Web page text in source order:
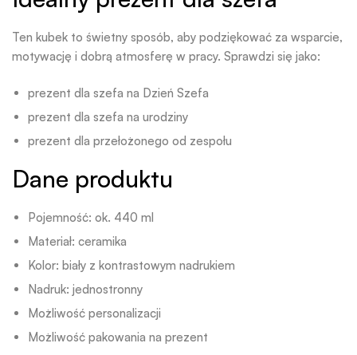
Ten kubek to świetny sposób, aby podziękować za wsparcie,
motywację i dobrą atmosferę w pracy. Sprawdzi się jako:
prezent dla szefa na Dzień Szefa
prezent dla szefa na urodziny
prezent dla przełożonego od zespołu
Dane produktu
Pojemność: ok. 440 ml
Materiał: ceramika
Kolor: biały z kontrastowym nadrukiem
Nadruk: jednostronny
Możliwość personalizacji
Możliwość pakowania na prezent